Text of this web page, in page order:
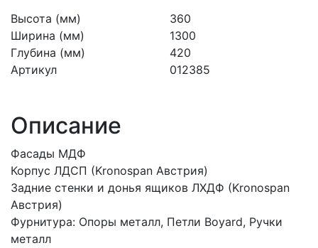
Высота (мм)
360
Ширина (мм)
1300
Глубина (мм)
420
Артикул
012385
Описание
Фасады МДФ
Корпус ЛДСП (Kronospan Австрия)
Задние стенки и донья ящиков ЛХДФ (Kronospan
Австрия)
Фурнитура: Опоры металл, Петли Boyard, Ручки
металл